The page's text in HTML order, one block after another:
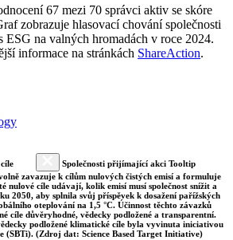
67 mezi 70 správci aktiv se skóre
zobrazuje hlasovací chování společnosti
ESG na valných hromadách v roce 2024.
informace na stránkách ShareAction.
Společnosti přijímající akci Tooltip
zavazuje k cílům nulových čistých emisí a formuluje
nulové cíle udávají, kolik emisí musí společnost snížit a
2050, aby splnila svůj příspěvek k dosažení pařížských
oteplování na 1,5 °C. Účinnost těchto závazků
cíle důvěryhodné, vědecky podložené a transparentní.
podložené klimatické cíle byla vyvinuta iniciativou
(SBTi). (Zdroj dat: Science Based Target Initiative)